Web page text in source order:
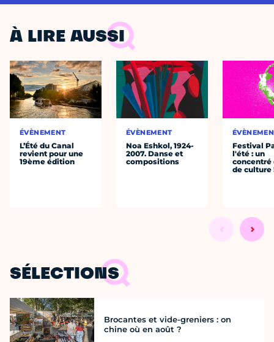
À LIRE AUSSI
ÉVÈNEMENT
L’Été du Canal
revient pour une
19ème édition
ÉVÈNEMENT
Noa Eshkol, 1924-
2007. Danse et
compositions
Festival
l'été : un
concentré
de culture
SÉLECTIONS
Brocantes et vide-greniers : on
chine où en août ?